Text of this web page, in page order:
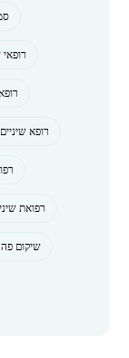
רופא
רפואת
שיקום